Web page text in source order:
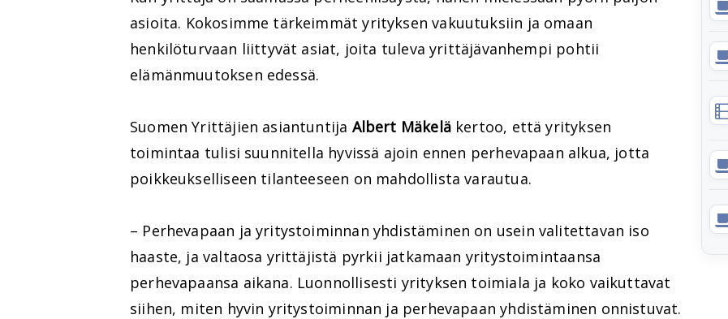
asioita. Kokosimme tärkeimmät yrityksen vakuutuksiin ja omaan
henkilöturvaan liittyvät asiat, joita tuleva yrittäjävanhempi pohtii
elämänmuutoksen edessä.
Suomen Yrittäjien asiantuntija Albert Mäkeläkertoo, että yrityksen
toimintaa tulisi suunnitella hyvissä ajoin ennen perhevapaan alkua, jotta
poikkeukselliseen tilanteeseen on mahdollista varautua.
– Perhevapaan ja yritystoiminnan yhdistäminen on usein valitettavan iso
haaste, ja valtaosa yrittäjistä pyrkii jatkamaan yritystoimintaansa
perhevapaansa aikana. Luonnollisesti yrityksen toimiala ja koko vaikuttavat
siihen, miten hyvin yritystoiminnan ja perhevapaan yhdistäminen onnistuvat.